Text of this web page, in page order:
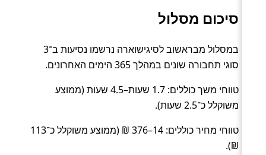
סיכום מסלול
במסלול מבראשוב לסיגישוארה נרשמו נסיעות ב־3
סוגי תחבורה שונים במהלך 365 הימים האחרונים.
טווחי משך כוללים: 1.7 שעות–4.5 שעות (ממוצע
משוקלל כ־2.5 שעות).
טווחי מחיר כוללים: 14–376 ₪ (ממוצע משוקלל כ־113
₪).